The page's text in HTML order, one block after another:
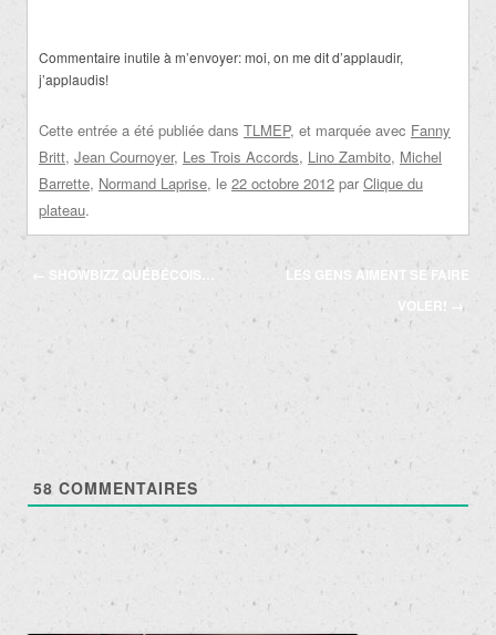
Commentaire inutile à m’envoyer: moi, on me dit d’applaudir,
j’applaudis!
Cette entrée a été publiée dans TLMEP, et marquée avec Fanny
Britt, Jean Cournoyer, Les Trois Accords, Lino Zambito, Michel
Barrette, Normand Laprise, le 22 octobre 2012 par Clique du
plateau.
Navigation
des
← SHOWBIZZ QUÉBÉCOIS…
LES GENS AIMENT SE FAIRE
VOLER!
→
58 COMMENTAIRES